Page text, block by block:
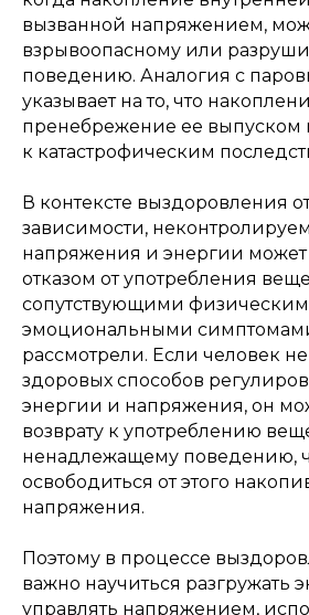
вызванной напряжением,
взрывоопасному или
поведению. Аналогия с
указывает на то, что
пренебрежение ее выпуском
к катастрофическим
В контексте выздоровления
зависимости,
напряжения и энергии может
отказом от употребления
сопутствующими
эмоциональными
рассмотрели. Если человек
здоровых способов
энергии и напряжения, он
возврату к употреблению
ненадлежащему поведению,
освободиться от этого
напряжения.
Поэтому в процессе
важно научиться разгружать
управлять напряжением,